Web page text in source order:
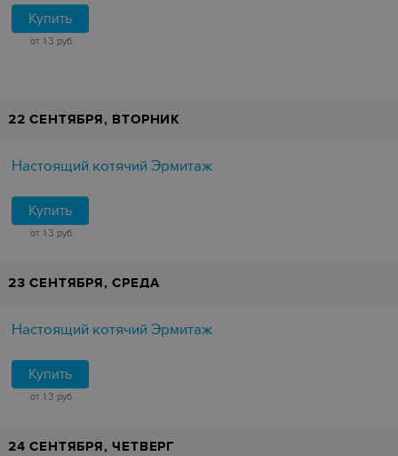
Купить
от 13 руб.
22 СЕНТЯБРЯ, ВТОРНИК
Настоящий котячий Эрмитаж
Купить
от 13 руб.
23 СЕНТЯБРЯ, СРЕДА
Настоящий котячий Эрмитаж
Купить
от 13 руб.
24 СЕНТЯБРЯ, ЧЕТВЕРГ